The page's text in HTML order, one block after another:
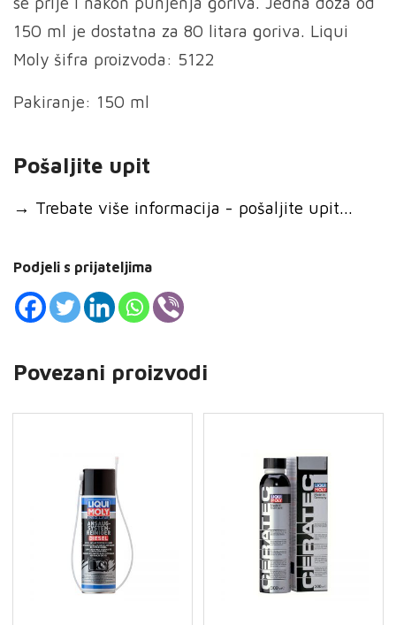
150 ml je dostatna za 80 litara goriva. Liqui
Moly šifra proizvoda: 5122
Pakiranje: 150 ml
Pošaljite upit
→ Trebate više informacija - pošaljite upit...
Podjeli s prijateljima
Povezani proizvodi